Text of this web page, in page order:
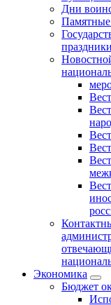
Дни
праздники
Экономика
Бюджет